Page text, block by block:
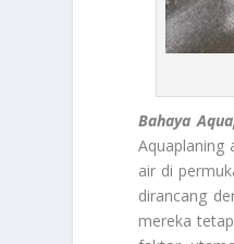
Bahaya
Aquaplaning
air di
dirancang
mereka